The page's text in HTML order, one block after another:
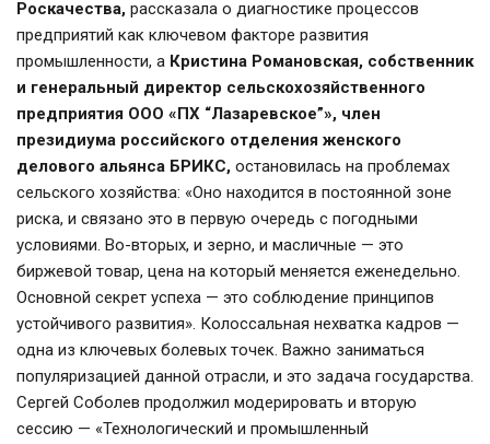
Роскачества, рассказала о диагностике процессов
предприятий как ключевом факторе развития
промышленности, а Кристина Романовская, собственник
и генеральный директор сельскохозяйственного
предприятия ООО «ПХ “Лазаревское”», член
президиума российского отделения женского
делового альянса БРИКС, остановилась на проблемах
сельского хозяйства: «Оно находится в постоянной зоне
риска, и связано это в первую очередь с погодными
условиями. Во-вторых, и зерно, и масличные — это
биржевой товар, цена на который меняется еженедельно.
Основной секрет успеха — это соблюдение принципов
устойчивого развития». Колоссальная нехватка кадров —
одна из ключевых болевых точек. Важно заниматься
популяризацией данной отрасли, и это задача государства.
Сергей Соболев продолжил модерировать и вторую
сессию — «Технологический и промышленный